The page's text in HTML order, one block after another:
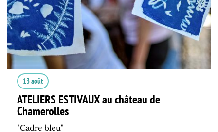
13 août
ATELIERS ESTIVAUX au château de
Chamerolles
"Cadre bleu"